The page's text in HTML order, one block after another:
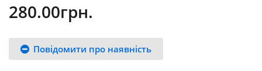
280.00грн.
Повідомити про наявність